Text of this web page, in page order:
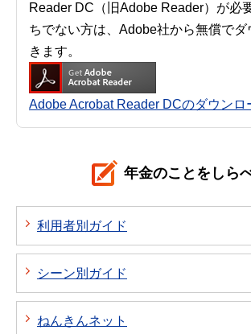
Reader DC（旧Adobe Reader）が必
ちでない方は、Adobe社から無償でダ
きます。
Adobe Acrobat Reader DCのダウンロ
年金のことをしら
利用者別ガイド
シーン別ガイド
ねんきんネット